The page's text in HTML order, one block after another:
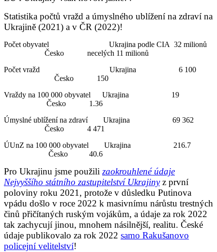
Statistika počtů vražd a úmyslného ublížení na zdraví na
Ukrajině (2021) a v ČR (2022)!
Počet obyvatel Ukrajina podle CIA 32 milionů
Česko necelých 11 milionů
Počet vražd Ukrajina 6 100
Česko 150
Vraždy na 100 000 obyvatel Ukrajina 19
Česko 1.36
Úmyslné ublížení na zdraví Ukrajina 69 362
Česko 4 471
ÚUnZ na 100 000 obyvatel Ukrajina 216.7
Česko 40.6
Pro Ukrajinu jsme použili zaokrouhlené údaje
Nejvyššího státního zastupitelství Ukrajinyz první
poloviny roku 2021, protože v důsledku Putinova
vpádu došlo v roce 2022 k masivnímu nárůstu trestných
činů přičítaných ruským vojákům, a údaje za rok 2022
tak zachycují jinou, mnohem násilnější, realitu. České
údaje publikovalo za rok 2022 samo Rakušanovo
policejní velitelství!